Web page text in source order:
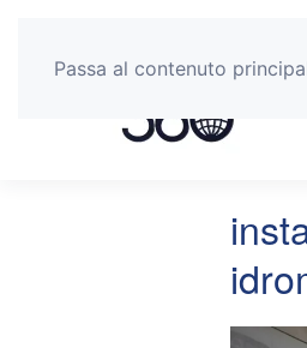
Passa al contenuto